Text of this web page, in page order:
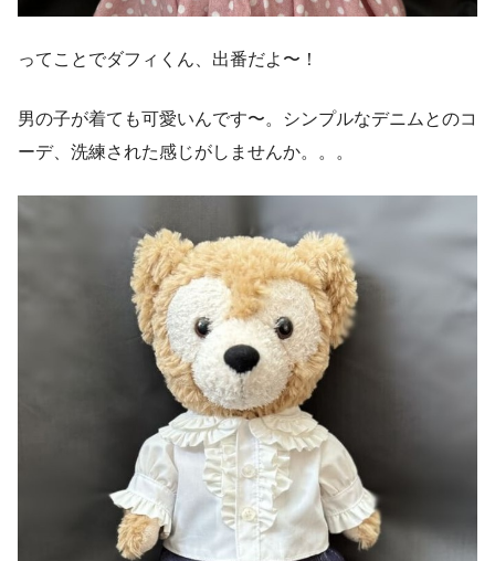
ってことでダフィくん、出番だよ〜！
男の子が着ても可愛いんです〜。シンプルなデニムとのコ
ーデ、洗練された感じがしませんか。。。